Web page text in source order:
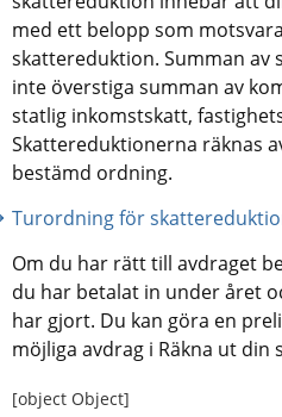
med ett belopp som
skattereduktion. Summan
inte överstiga summan av
statlig inkomstskatt,
Skattereduktionerna räknas
bestämd ordning.
Turordning för
Om du har rätt till avdraget
du har betalat in under året
har gjort. Du kan göra en
möjliga avdrag i Räkna ut din
[object Object]